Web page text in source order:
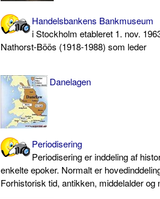
Handelsbankens Bankmuseum
i Stockholm etableret 1. nov.
Nathorst-Böös (1918-1988) som leder
Danelagen
Periodisering
Periodisering er inddeling af
enkelte epoker. Normalt er
Forhistorisk tid, antikken, middelalder og